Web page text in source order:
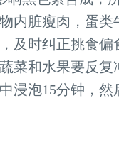
内脏瘦肉，蛋
及时纠正挑食偏
菜和水果要反复
浸泡15分钟，